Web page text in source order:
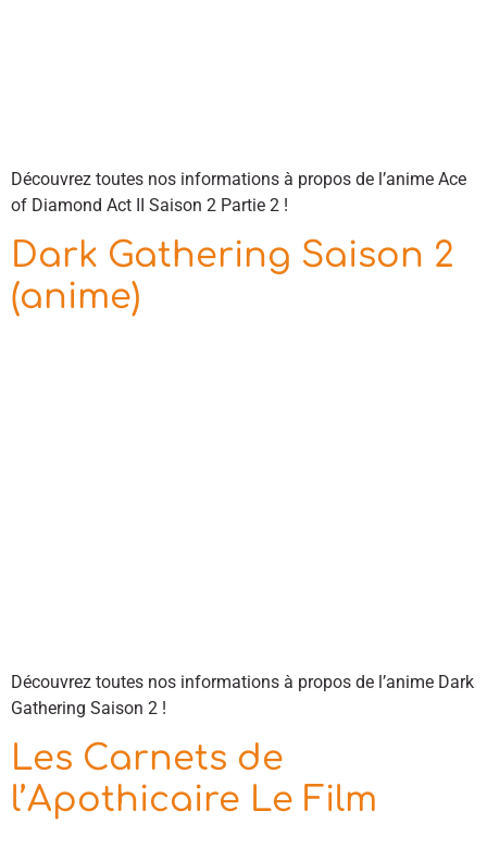
Découvrez toutes nos informations à propos de l’anime Ace
of Diamond Act II Saison 2 Partie 2 !
Dark Gathering Saison 2
(anime)
Découvrez toutes nos informations à propos de l’anime Dark
Gathering Saison 2 !
Les Carnets de
l’Apothicaire Le Film